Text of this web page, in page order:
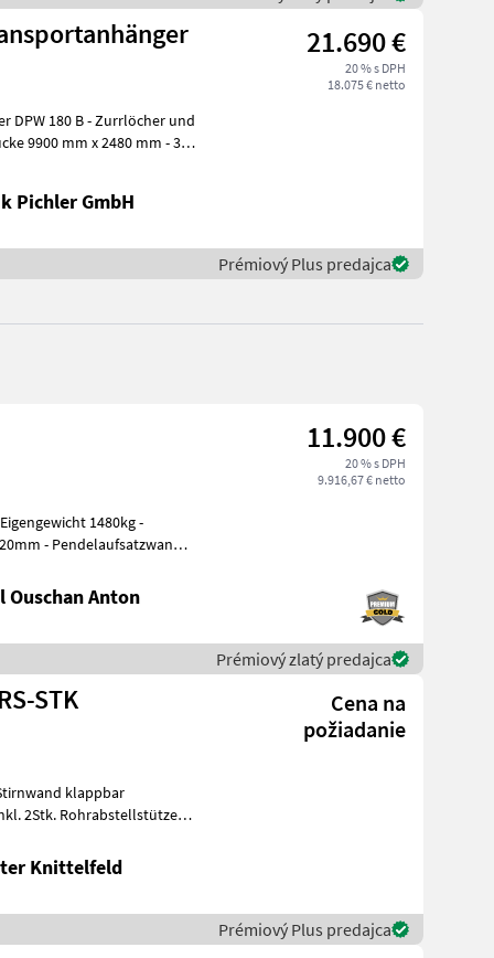
21.690 €
20 % s DPH
18.075 € netto
- Zurrlöcher und
9900 mm x 2480 mm - 3-
Pichler GmbH
Prémiový Plus predajca
11.900 €
20 % s DPH
9.916,67 € netto
- Pendelaufsatzwand -
Ouschan Anton
Prémiový zlatý predajca
STK
Cena na
požiadanie
klappbar
2Stk. Rohrabstellstützen
Knittelfeld
Prémiový Plus predajca